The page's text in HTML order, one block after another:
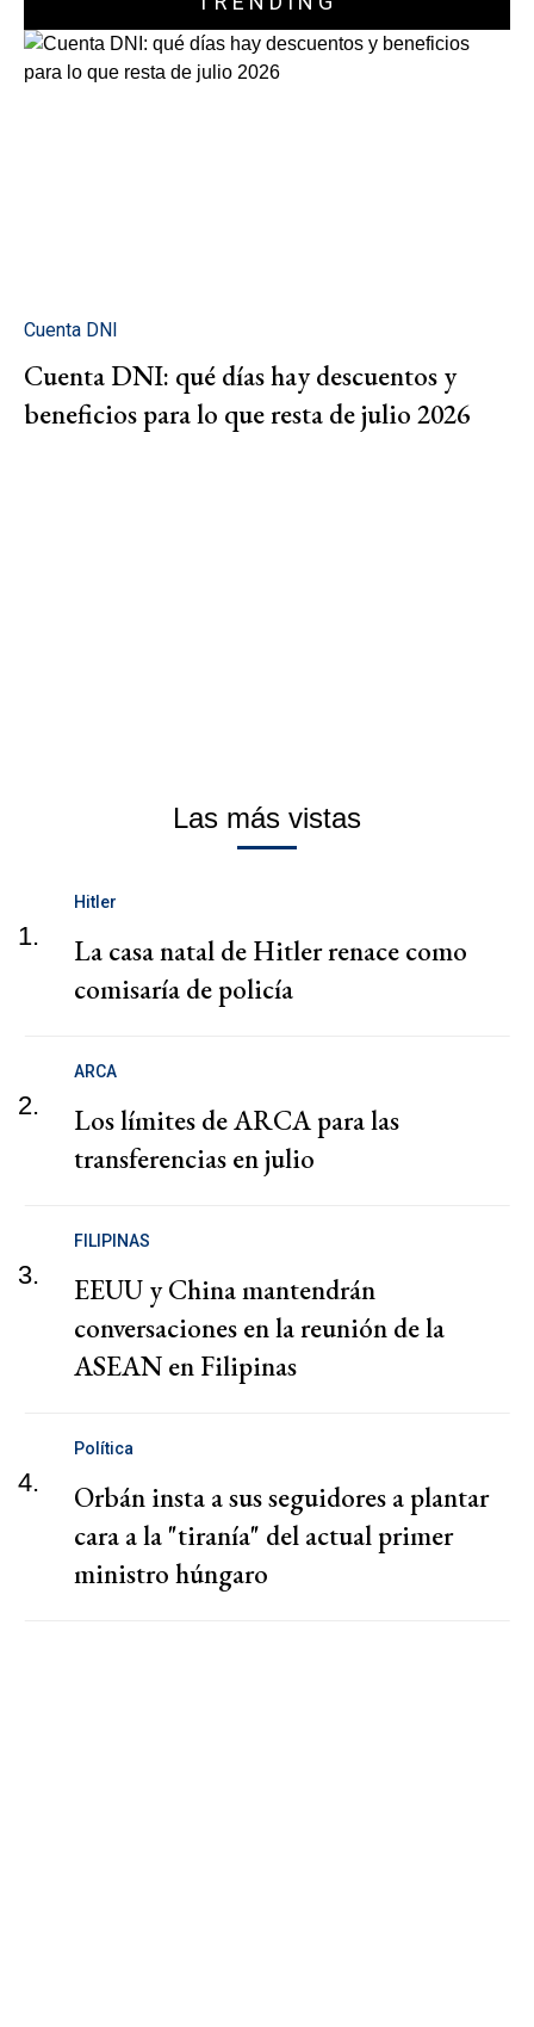
Cuenta DNI
Cuenta DNI: qué días hay descuentos y
beneficios para lo que resta de julio 2026
Las más vistas
1.
Hitler
La casa natal de Hitler renace como
comisaría de policía
2.
ARCA
Los límites de ARCA para las
transferencias en julio
3.
FILIPINAS
EEUU y China mantendrán
conversaciones en la reunión de la
ASEAN en Filipinas
4.
Política
Orbán insta a sus seguidores a plantar
cara a la "tiranía" del actual primer
ministro húngaro